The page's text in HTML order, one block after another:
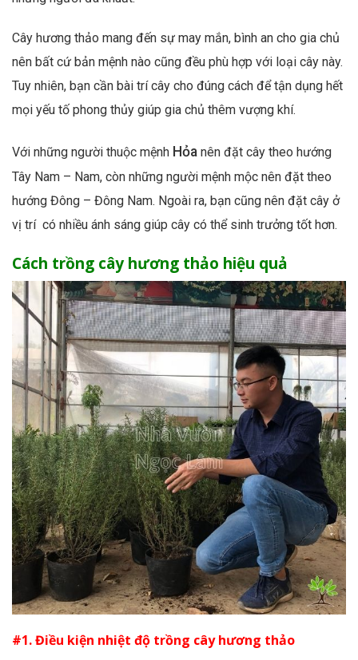
Cây hương thảo mang đến sự may mắn, bình an cho gia chủ
nên bất cứ bản mệnh nào cũng đều phù hợp với loại cây này.
Tuy nhiên, bạn cần bài trí cây cho đúng cách để tận dụng hết
mọi yếu tố phong thủy giúp gia chủ thêm vượng khí.
Với những người thuộc mệnh Hỏa nên đặt cây theo hướng
Tây Nam – Nam, còn những người mệnh mộc nên đặt theo
hướng Đông – Đông Nam. Ngoài ra, bạn cũng nên đặt cây ở
vị trí có nhiều ánh sáng giúp cây có thể sinh trưởng tốt hơn.
Cách trồng cây hương thảo hiệu quả
#1. Điều kiện nhiệt độ trồng cây hương thảo